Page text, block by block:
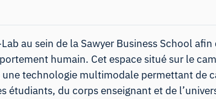
au sein de la Sawyer Business Schoolafin
humain. Cet espace situé sur le
technologie multimodale permettant de
étudiants, du corps enseignant et de